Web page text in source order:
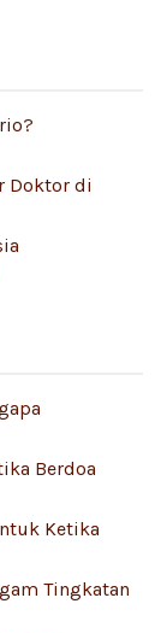
Doktor di
Berdoa
Ketika
Tingkatan